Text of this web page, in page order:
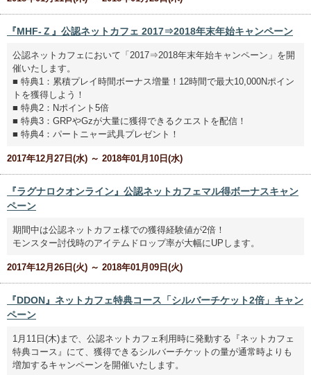
『MHF-Ｚ』公認ネットカフェ 2017⇒2018年末年始キャンペーン
公認ネットカフェにおいて「2017⇒2018年末年始キャンペーン」を開
催いたします。
■ 特典1：累積プレイ時間ボーナス増量！12時間で最大10,000Nポイン
トを獲得しよう！
■ 特典2：Nポイント5倍
■ 特典3：GRPやGzが大量に獲得できるクエストを配信！
■ 特典4：パートニャー武具プレゼント！
2017年12月27日(水) ～ 2018年01月10日(水)
『ラグナロクオンライン』公認ネットカフェマル得ボーナスキャン
ペーン
期間中は公認ネットカフェ様での獲得経験値が2倍！
モンスター討伐時のアイテムドロップ率が大幅にUPします。
2017年12月26日(火) ～ 2018年01月09日(火)
『DDON』ネットカフェ特典コース「シルバーチケット2倍」キャン
ペーン
1月11日(木)まで、公認ネットカフェ利用時に発動する『ネットカフェ
特典コース』にて、獲得できるシルバーチケットの量が通常時よりも
増加するキャンペーンを開催いたします。